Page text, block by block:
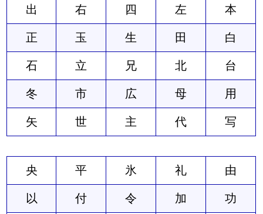
出 右 四 左 本
正 玉 生 田 白
石 立 兄 北 台
冬 市 広 母 用
矢 世 主 代 写
央 平 氷 礼 由
以 付 令 加 功